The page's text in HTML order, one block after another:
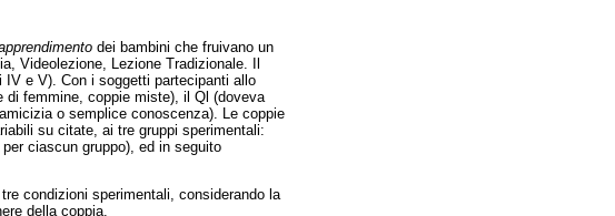
dei bambini che fruivano un
Videolezione, Lezione Tradizionale. Il
e V). Con i soggetti partecipanti allo
di femmine, coppie miste), il Ql (doveva
o semplice conoscenza). Le coppie
su citate, ai tre gruppi sperimentali:
ciascun gruppo), ed in seguito
condizioni sperimentali, considerando la
della coppia.